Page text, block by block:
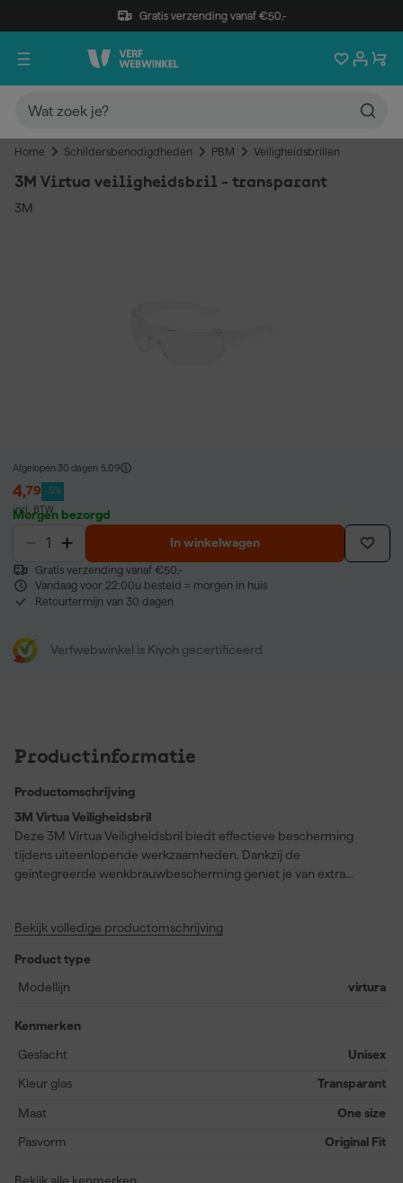
Gratis verzending vanaf €50,-
Home Schildersbenodigdheden PBM Veiligheidsbrillen
3M Virtua veiligheidsbril - transparant
3M
Afgelopen 30 dagen 5,09
4,79 -5%
incl. BTW
Morgen bezorgd
In winkelwagen
Gratis verzending vanaf €50,-
Vandaag voor 22:00u besteld = morgen in huis
Retourtermijn van 30 dagen
Verfwebwinkel is Kiyoh gecertificeerd
Productinformatie
Productomschrijving
3M Virtua Veiligheidsbril
Deze 3M Virtua Veiligheidsbril biedt effectieve bescherming
tijdens uiteenlopende werkzaamheden. Dankzij de
geïntegreerde wenkbrauwbescherming geniet je van extra
voor duurzaamheid en is daardoor geschikt voor veelvuldig
gladde, stevige brillenveren zijn aan de binnenkant zo gevormd
dat de bril stevig blijft zitten, zelfs bij intensieve bewegingen.
voor deze voordelige veiligheidsbril om je ogen betrouwbaar te
voorop staat.
Bekijk volledige productomschrijving
Product type
Modellijn
virtura
Kenmerken
Geslacht
Unisex
Kleur glas Transparant
Maat One size
Pasvorm Original Fit